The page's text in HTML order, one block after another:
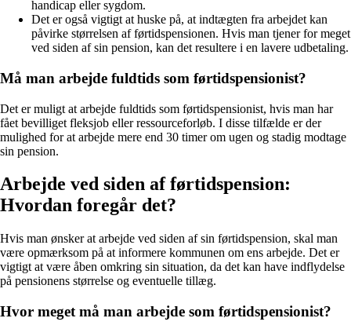
handicap eller sygdom.
Det er også vigtigt at huske på, at indtægten fra arbejdet kan
påvirke størrelsen af førtidspensionen. Hvis man tjener for meget
ved siden af sin pension, kan det resultere i en lavere udbetaling.
Må man arbejde fuldtids som førtidspensionist?
Det er muligt at arbejde fuldtids som førtidspensionist, hvis man har
fået bevilliget fleksjob eller ressourceforløb. I disse tilfælde er der
mulighed for at arbejde mere end 30 timer om ugen og stadig modtage
sin pension.
Arbejde ved siden af førtidspension:
Hvordan foregår det?
Hvis man ønsker at arbejde ved siden af sin førtidspension, skal man
være opmærksom på at informere kommunen om ens arbejde. Det er
vigtigt at være åben omkring sin situation, da det kan have indflydelse
på pensionens størrelse og eventuelle tillæg.
Hvor meget må man arbejde som førtidspensionist?